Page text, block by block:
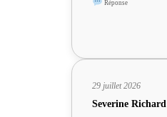
Réponse
29 juillet 2026
Severine Richard